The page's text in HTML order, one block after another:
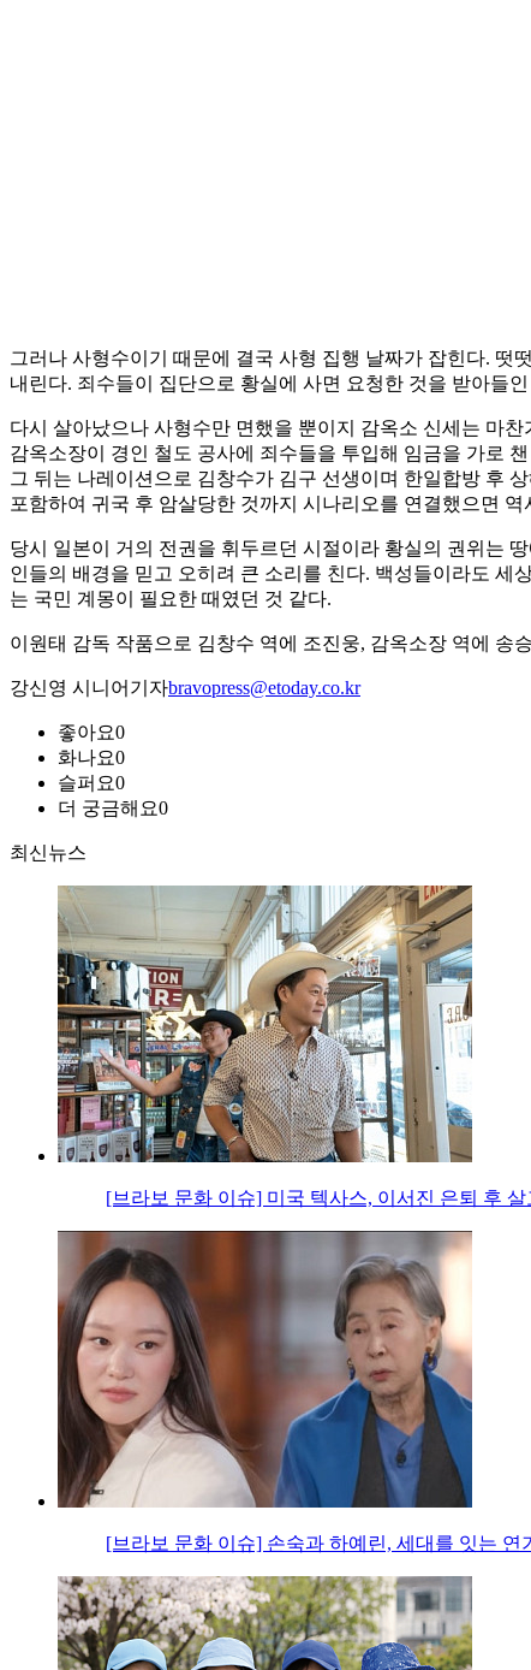
그러나 사형수이기 때문에 결국 사형 집행 날짜가 잡힌다. 떳
내린다. 죄수들이 집단으로 황실에 사면 요청한 것을 받아들
다시 살아났으나 사형수만 면했을 뿐이지 감옥소 신세는 마
감옥소장이 경인 철도 공사에 죄수들을 투입해 임금을 가로
그 뒤는 나레이션으로 김창수가 김구 선생이며 한일합방 후
포함하여 귀국 후 암살당한 것까지 시나리오를 연결했으면
당시 일본이 거의 전권을 휘두르던 시절이라 황실의 권위는
인들의 배경을 믿고 오히려 큰 소리를 친다. 백성들이라도 세
는 국민 계몽이 필요한 때였던 것 같다.
이원태 감독 작품으로 김창수 역에 조진웅, 감옥소장 역에 송
강신영 시니어기자bravopress@etoday.co.kr
좋아요0
화나요0
슬퍼요0
더 궁금해요0
최신뉴스
[브라보 문화 이슈] 미국 텍사스, 이서진 은퇴 후 살
[브라보 문화 이슈] 손숙과 하예린, 세대를 잇는 연